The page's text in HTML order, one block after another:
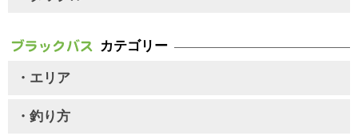
カテゴリー
・エリア
・釣り方